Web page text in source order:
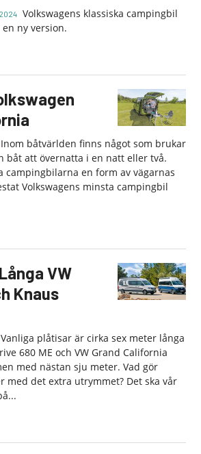
Volkswagens klassiska campingbil
ny version.
Inom båtvärlden finns något som brukar
båt att övernatta i en natt eller två.
campingbilarna en form av vägarnas
Volkswagens minsta campingbil
VW
Knaus
Vanliga plåtisar är cirka sex meter långa
680 ME och VW Grand California
med nästan sju meter. Vad gör
med det extra utrymmet? Det ska vår